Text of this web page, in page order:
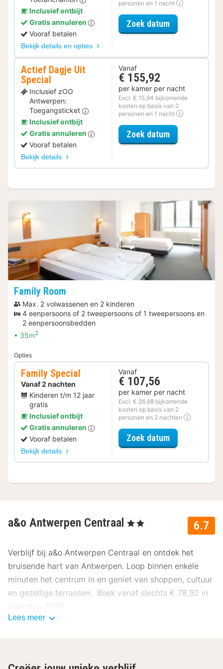
Inclusief ontbijt
Gratis annuleren
Vooraf betalen
Bekijk details en opties
personen en 1 nacht
Zoek datumvoor Museum
Actief Dagje Uit
Special
Inclusief zOO
Antwerpen:
Toegangsticket
Inclusief ontbijt
Gratis annuleren
Vooraf betalen
Bekijk details
Vanaf
€ 155,92
per kamer per nacht
Excl. € 15,94 bijkomende
kosten op basis van 2
personen en 1 nacht
Zoek datumvoor Actief
Family Room
Max. 2 volwassenen en 2 kinderen
4 eenpersoons of 2 tweepersoons of 1 tweepersoons en
2 eenpersoonsbedden
35m2
Opties
Family Special
Vanaf 2 nachten
Kinderen t/m 12 jaar
gratis
Inclusief ontbijt
Gratis annuleren
Vooraf betalen
Bekijk details
Vanaf
€ 107,56
per kamer per nacht
Excl. € 26,88 bijkomende
kosten op basis van 2
personen en 2 nachten
Zoek datumvoor Family
6.7
a&o Antwerpen Centraal , 2 Sterren
Verblijf bij a&o Antwerpen Centraal en ontdek het
bruisende hart van Antwerpen. Loop binnen enkele
minuten het centrum in en geniet van shoppen, cultuur
en gezellige terrassen. Boek vanaf slechts € 78,92 in
augustus 2026.
Lees meer